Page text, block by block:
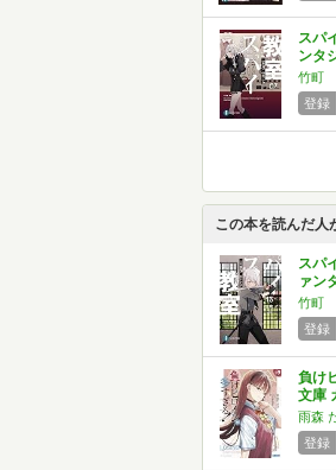
スパ
ンタ
竹町
登録
この本を読んだ人
スパ
ァン
竹町
登録
負け
文庫
雨森
登録